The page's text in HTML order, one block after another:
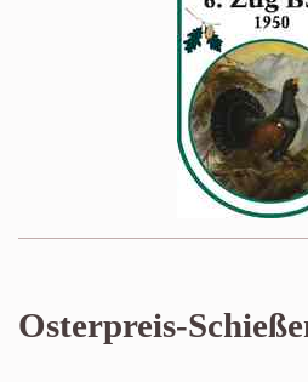
Osterpreis-